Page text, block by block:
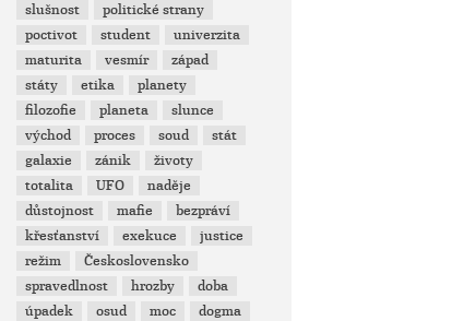
slušnost
politické strany
poctivot
student
univerzita
maturita
vesmír
západ
státy
etika
planety
filozofie
planeta
slunce
východ
proces soud
stát
galaxie
zánik
životy
totalita
UFO
naděje
důstojnost
mafie
bezpráví
křesťanství
exekuce
justice
režim
Československo
spravedlnost
hrozby
doba
úpadek
osud moc
dogma